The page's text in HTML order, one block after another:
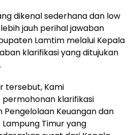
dikenal sederhana dan low
jauh perihal jawaban
Lamtim melalui Kepala
klarifikasi yang ditujukan
tersebut, Kami
klarifikasi
Pengelolaan Keuangan dan
Timur yang